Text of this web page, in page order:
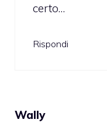
certo…
Rispondi
Wally